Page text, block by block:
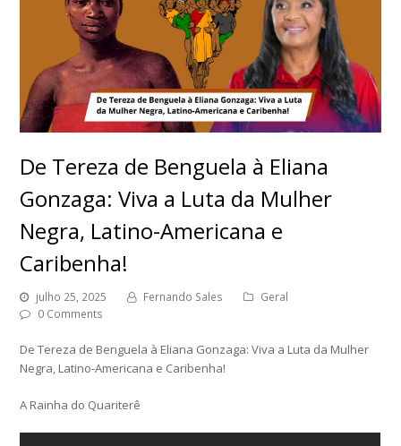
De Tereza de Benguela à Eliana
Gonzaga: Viva a Luta da Mulher
Negra, Latino-Americana e
Caribenha!
julho 25, 2025 Fernando Sales
Geral
0 Comments
De Tereza de Benguela à Eliana Gonzaga: Viva a Luta da Mulher
Negra, Latino-Americana e Caribenha!
A Rainha do Quariterê